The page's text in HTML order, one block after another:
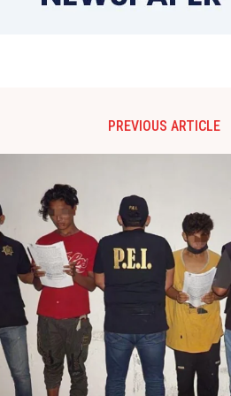
PREVIOUS ARTICLE